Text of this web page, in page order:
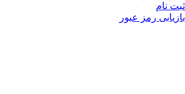
نام
رمز عبور